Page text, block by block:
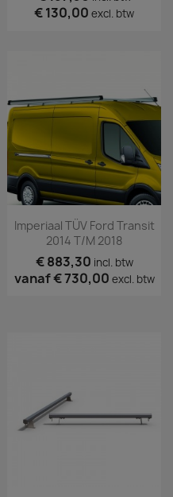
€ 130,00 excl. btw
Imperiaal TÜV Ford Transit
2014 T/m 2018
€ 883,30 incl. btw
vanaf€ 730,00 excl. btw